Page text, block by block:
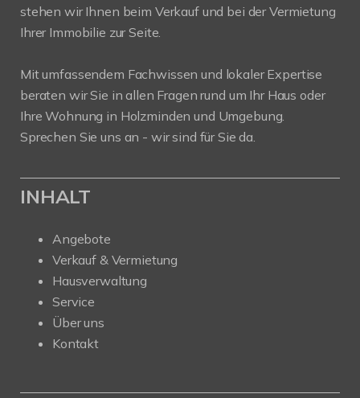
stehen wir Ihnen beim Verkauf und bei der Vermietung
Ihrer Immobilie zur Seite.
Mit umfassendem Fachwissen und lokaler Expertise
beraten wir Sie in allen Fragen rund um Ihr Haus oder
Ihre Wohnung in Holzminden und Umgebung.
Sprechen Sie uns an - wir sind für Sie da.
INHALT
Angebote
Verkauf & Vermietung
Hausverwaltung
Service
Über uns
Kontakt